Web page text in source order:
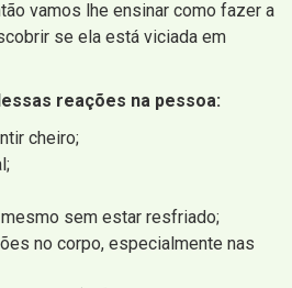
vamos lhe ensinar como fazer a
se ela está viciada em
reações na pessoa:
cheiro;
sem estar resfriado;
no corpo, especialmente nas